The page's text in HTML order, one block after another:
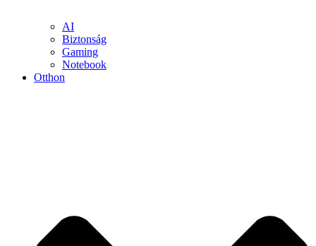
AI
Biztonság
Gaming
Notebook
Otthon